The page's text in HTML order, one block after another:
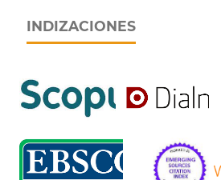
INDIZACIONES